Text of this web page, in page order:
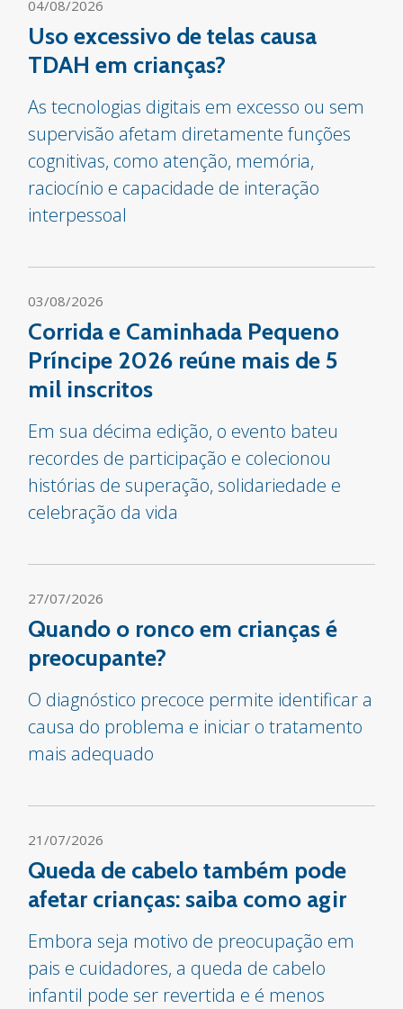
04/08/2026
Uso excessivo de telas causa
TDAH em crianças?
As tecnologias digitais em excesso ou sem
supervisão afetam diretamente funções
cognitivas, como atenção, memória,
raciocínio e capacidade de interação
interpessoal
03/08/2026
Corrida e Caminhada Pequeno
Príncipe 2026 reúne mais de 5
mil inscritos
Em sua décima edição, o evento bateu
recordes de participação e colecionou
histórias de superação, solidariedade e
celebração da vida
27/07/2026
Quando o ronco em crianças é
preocupante?
O diagnóstico precoce permite identificar a
causa do problema e iniciar o tratamento
mais adequado
21/07/2026
Queda de cabelo também pode
afetar crianças: saiba como agir
Embora seja motivo de preocupação em
pais e cuidadores, a queda de cabelo
infantil pode ser revertida e é menos